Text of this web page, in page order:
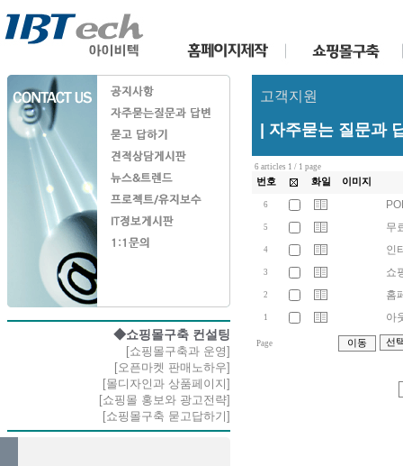
◆쇼핑몰구축 컨설팅
[쇼핑몰구축과 운영]
[오픈마켓 판매노하우]
[몰디자인과 상품페이지]
[쇼핑몰 홍보와 광고전략]
[쇼핑몰구축 묻고답하기]
고객지원
| 자주묻는 질문과
6 articles 1 / 1 page
번호 화일 이미지
6
5 무
4 인
3 쇼
2 홈
1 아
Page